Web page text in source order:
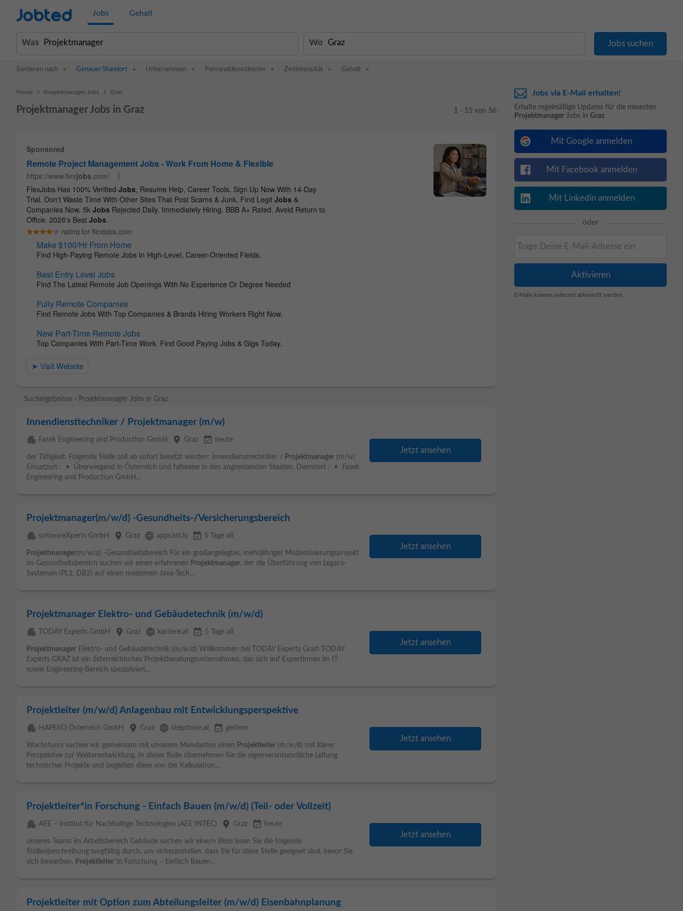
Jobted Jobs Gehalt
Was Wo
Sortieren nach Genauer Standort Unternehmen Personaldienstleister Zeitintensität Gehalt
Home > Projektmanager Jobs > Graz
Projektmanager Jobs in Graz 1 - 15 von 56
Suchergebnisse - Projektmanager Jobs in Graz
Innendiensttechniker / Projektmanager (m/w)
apartment Fasek Engineering and Production GmbH place Graz event_available heute
der Tätigkeit. Folgende Stelle soll ab sofort besetzt werden: Innendiensttechniker / Projektmanager (m/w)
Einsatzort : • Überwiegend in Österreich und fallweise in den angrenzenden Staaten. Dienstort : • Fasek
Engineering and Production GmbH...
Jetzt ansehen
Projektmanager(m/w/d) -Gesundheits-/Versicherungsbereich
apartment softwareXperts GmbH place Graz language appcast.io event_available 5 Tage alt
Projektmanager(m/w/d) -Gesundheitsbereich Für ein großangelegtes, mehrjähriges Modernisierungsprojekt
im Gesundheitsbereich suchen wir einen erfahrenen Projektmanager, der die Überführung von Legacy-
Systemen (PL1, DB2) auf einen modernen Java-Tech...
Jetzt ansehen
Projektmanager Elektro- und Gebäudetechnik (m/w/d)
apartment TODAY Experts GmbH place Graz language karriere.at event_available 5 Tage alt
Projektmanager Elektro- und Gebäudetechnik (m/w/d) Willkommen bei TODAY Experts Graz! TODAY
Experts GRAZ ist ein österreichisches Projektberatungsunternehmen, das sich auf ExpertInnen im IT-
sowie Engineering-Bereich spezialisiert...
Jetzt ansehen
Projektleiter (m/w/d) Anlagenbau mit Entwicklungsperspektive
apartment HAPEKO Österreich GmbH place Graz language stepstone.at event_available gestern
Wachstums suchen wir gemeinsam mit unserem Mandanten einen Projektleiter (m/w/d) mit klarer
Perspektive zur Weiterentwicklung. In dieser Rolle übernehmen Sie die eigenverantwortliche Leitung
technischer Projekte und begleiten diese von der Kalkulation...
Jetzt ansehen
Projektleiter*in Forschung - Einfach Bauen (m/w/d) (Teil- oder Vollzeit)
apartment AEE – Institut für Nachhaltige Technologien (AEE INTEC) place Graz event_available heute
unseres Teams im Arbeitsbereich Gebäude suchen wir eine/n Bitte lesen Sie die folgende
Stellenbeschreibung sorgfältig durch, um sicherzustellen, dass Sie für diese Stelle geeignet sind, bevor Sie
sich bewerben. Projektleiter*in Forschung – Einfach Bauen...
Jetzt ansehen
Projektleiter mit Option zum Abteilungsleiter (m/w/d) Eisenbahnplanung
Jobs via E-Mail erhalten!
Erhalte regelmäßige Updates für die neuesten
Projektmanager Jobs in Graz
Mit Google anmelden
Mit Facebook anmelden
Mit Linkedin anmelden
oder
E-Mails können jederzeit abbestellt werden.